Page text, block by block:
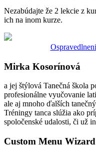
Nezabúdajte že 2 lekcie z
ich na inom kurze.
Mirka Kosorínová
a jej štýlová Tanečná škola
profesionálne vyučovanie
ale aj mnoho ďalších
Tréningy tanca slúžia ako
spoločenské udalosti, či už
Custom Menu Wizard